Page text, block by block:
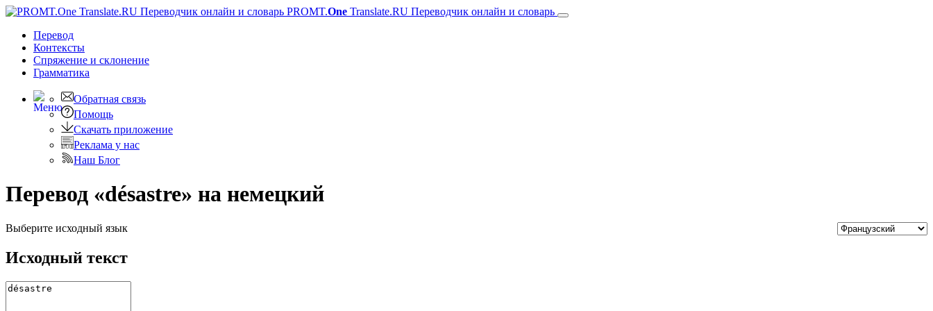
PROMT.One Translate.RU Переводчик онлайн и словарь
Перевод
Контексты
Спряжение и склонение
Грамматика
Обратная связь
Помощь
Скачать приложение
Реклама у нас
Наш Блог
Перевод «désastre» на немецкий
Выберите исходный язык
Исходный текст